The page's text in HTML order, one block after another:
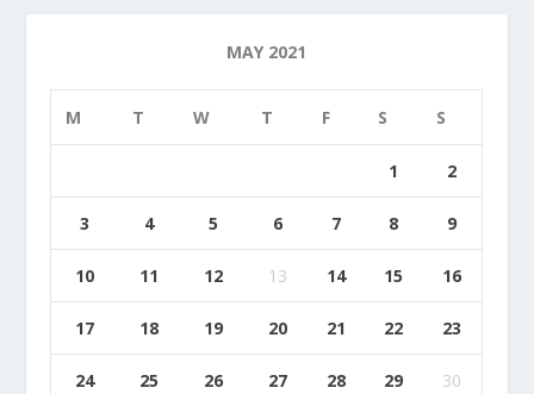
MAY 2021
M T W T F S S
1 2
3 4 5 6 7 8 9
10 11 12 13 14 15 16
17 18 19 20 21 22 23
24 25 26 27 28 29 30